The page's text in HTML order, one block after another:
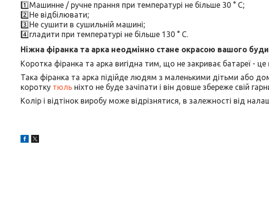
1️⃣Машинне / ручне прання при температурі не більше 30 ° C;
2️⃣Не відбілювати;
3️⃣Не сушити в сушильній машині;
4️⃣гладити при температурі не більше 130 ° C.
Ніжна фіранка та арка неодмінно стане окрасою вашого
Коротка фіранка та арка вигідна тим, що не закриває батареї -
Така фіранка та арка підійде людям з маленькими дітьми або
коротку тюль ніхто не буде зачіпати і він довше збереже свій
Колір і відтінок виробу може відрізнятися, в залежності від